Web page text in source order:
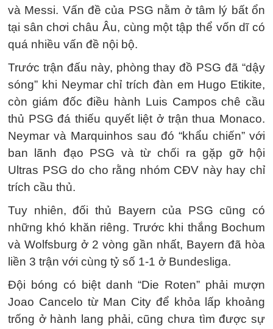
và Messi. Vấn đề của PSG nằm ở tâm lý bất ổn
tại sân chơi châu Âu, cùng một tập thể vốn dĩ có
quá nhiều vấn đề nội bộ.
Trước trận đấu này, phòng thay đồ PSG đã “dậy
sóng” khi Neymar chỉ trích đàn em Hugo Etikite,
còn giám đốc điều hành Luis Campos chê cầu
thủ PSG đá thiếu quyết liệt ở trận thua Monaco.
Neymar và Marquinhos sau đó “khẩu chiến” với
ban lãnh đạo PSG và từ chối ra gặp gỡ hội
Ultras PSG do cho rằng nhóm CĐV này hay chỉ
trích cầu thủ.
Tuy nhiên, đối thủ Bayern của PSG cũng có
những khó khăn riêng. Trước khi thắng Bochum
và Wolfsburg ở 2 vòng gần nhất, Bayern đã hòa
liền 3 trận với cùng tỷ số 1-1 ở Bundesliga.
Đội bóng có biệt danh “Die Roten” phải mượn
Joao Cancelo từ Man City để khỏa lấp khoảng
trống ở hành lang phải, cũng chưa tìm được sự